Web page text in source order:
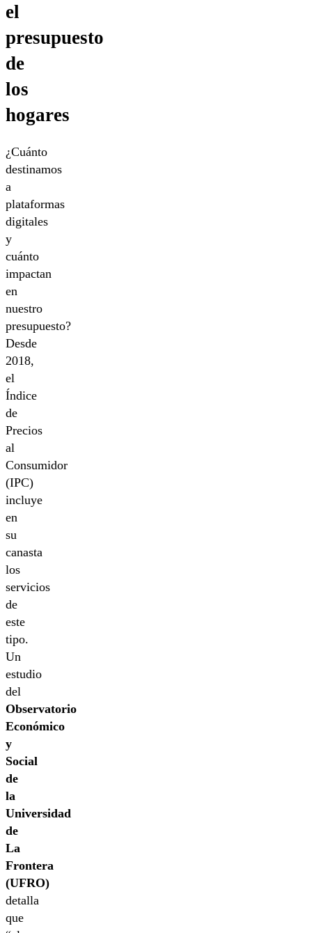
el
presupuesto
de
los
hogares
¿Cuánto
destinamos
a
plataformas
digitales
y
cuánto
impactan
en
nuestro
presupuesto?
Desde
2018,
el
Índice
de
Precios
al
Consumidor
(IPC)
incluye
en
su
canasta
los
servicios
de
este
tipo.
Un
estudio
del
Observatorio
Económico
y
Social
de
la
Universidad
de
La
Frontera
(UFRO)
detalla
que